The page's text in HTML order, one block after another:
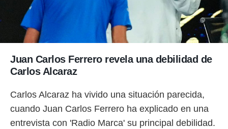
Juan Carlos Ferrero revela una debilidad de
Carlos Alcaraz
Carlos Alcaraz ha vivido una situación parecida,
cuando Juan Carlos Ferrero ha explicado en una
entrevista con 'Radio Marca' su principal debilidad.